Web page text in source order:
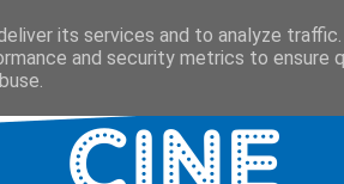
its services and to analyze
and security metrics to ensure